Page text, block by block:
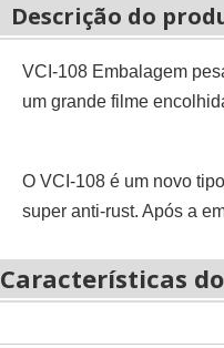
Descrição do
VCI-108 Embalagem
um grande filme
O VCI-108 é um novo
super anti-rust. Após a
Características